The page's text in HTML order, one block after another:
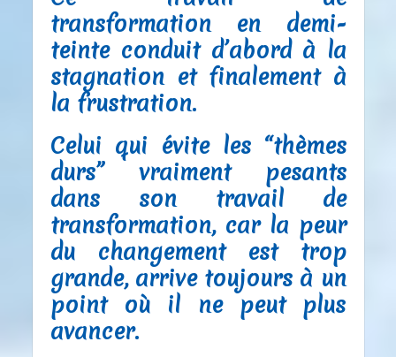
transformation en demi-
teinte conduit d’abord à la
stagnation et finalement à
la frustration.
Celui qui évite les “thèmes
durs” vraiment pesants
dans son travail de
transformation, car la peur
du changement est trop
grande, arrive toujours à un
point où il ne peut plus
avancer.